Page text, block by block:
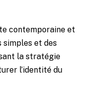
contemporaine et
simples et des
la stratégie
l’identité du